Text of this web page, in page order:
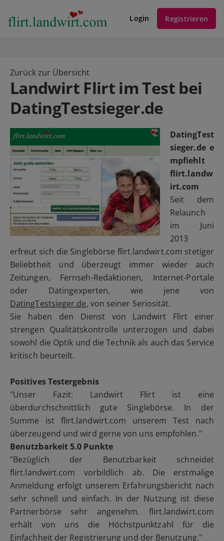
Login Registrieren
Zurück zur Übersicht
Landwirt Flirt im Test bei
DatingTestsieger.de
DatingTest
sieger.de e
mpfiehlt
flirt.landw
irt.com
Seit dem
Relaunch
im Juni
2013
erfreut sich die Singlebörse flirt.landwirt.com stetiger
Beliebtheit und überzeugt immer wieder auch
Zeitungen, Fernseh-Redaktionen, Internet-Portale
oder Datingexperten, wie jene von
DatingTestsieger.de, von seiner Seriosität.
Sie haben den Dienst von Landwirt Flirt einer
strengen Qualitätskontrolle unterzogen und dabei
sowohl die Optik und die Technik als auch das Service
kritisch beurteilt.
Positives Testergebnis
"Unser Fazit: Landwirt Flirt ist eine
überdurchschnittlich gute Singlebörse. In der
Summe ist flirt.landwirt.com unserem Test nach
überzeugend und wird gerne von uns empfohlen."
Benutzbarkeit 5.0 Punkte
"Bezüglich der Benutzbarkeit schneidet
flirt.landwirt.com vorbildlich ab. Die erstmalige
Anmeldung erfolgt unserem Erfahrungsbericht nach
sehr schnell und einfach. In der Nutzung ist diese
Partnerbörse sehr angenehm. flirt.landwirt.com
erhält von uns die Höchstpunktzahl für die
Einfachheit der Registrierung und der Benutzung."